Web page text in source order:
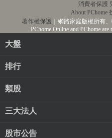
消費者保護
About PChome
著作權保護 ｜網路家庭版權所有
PChome Online and PChome
大盤
排行
類股
三大法人
股市公告